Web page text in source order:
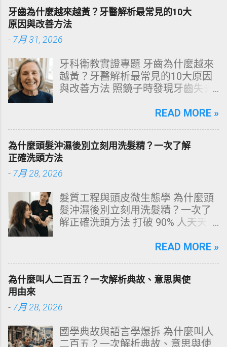
牙齒為什麼越來越黃？牙醫解析最常見的10大
原因與改善方法
- 7月 31, 2026
牙科衛教實證專題 牙齒為什麼越來
越黃？牙醫解析最常見的10大原因
與改善方法 照鏡子時發現牙齒失去
文由專業牙科思維出發，深度剖析
源性染色成因，並提供精準有效的
改善與美白對策。 📋 文章快速導覽
目錄 一、 牙齒顏色的生物學本質：
琺瑯質與象牙質 二、 牙齒變黃的10
源性變色的自我檢視 四、 5大專業
牙醫美白療程評估與比較 五、 避坑
指南：破除3大網路美白偏方迷思
理策略 一、 牙齒顏色的生物學本
何泛黃，首先必須釐清牙齒的硬組
織構造。牙齒最外層是由高度鈣化
（Enamel，又稱牙釉質） ，而包裹
質（Dentin，又稱牙本質） 。 💡 生
READ MORE »
為什麼頭髮沖濕後別立刻用洗髮精？一次了解
正確洗頭方法
- 7月 28, 2026
髮質工程與頭皮微生態學 為什麼頭
髮沖濕後別立刻用洗髮精？一次了
解正確洗頭方法 打破 90% 人天天在
構化思維，拆解頭皮清潔的物理與
康髮質。 💡 理性思維考題：你是否
天天洗頭，頭皮卻依然半天就出
數人的頭皮問題，並不是洗髮精買
了」。當你蓮蓬頭剛淋濕頭髮，下
一秒就把濃縮洗髮精直接抹在頭皮
READ MORE »
為什麼叫人二百五？一次解析典故、意思與使
用由來
- 7月 28, 2026
國學典故與語言學爆拆 為什麼叫人
二百五？一次解析典故、意思與使